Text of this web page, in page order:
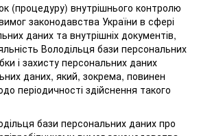
(процедуру) внутрішнього контролю
законодавства України в сфері
даних та внутрішніх документів,
Володільця бази персональних
і захисту персональних даних
даних, який, зокрема, повинен
періодичності здійснення такого
бази персональних даних про